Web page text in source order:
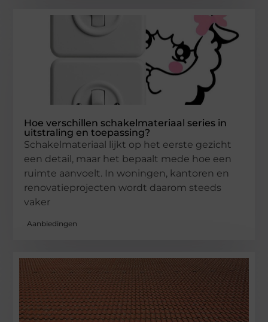
Hoe verschillen schakelmateriaal series in
uitstraling en toepassing?
Schakelmateriaal lijkt op het eerste gezicht
een detail, maar het bepaalt mede hoe een
ruimte aanvoelt. In woningen, kantoren en
renovatieprojecten wordt daarom steeds
vaker
Aanbiedingen